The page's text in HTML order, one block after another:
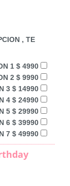
, TE
1 $ 4990
2 $ 9990
3 $ 14990
4 $ 24990
5 $ 29990
6 $ 39990
7 $ 49990